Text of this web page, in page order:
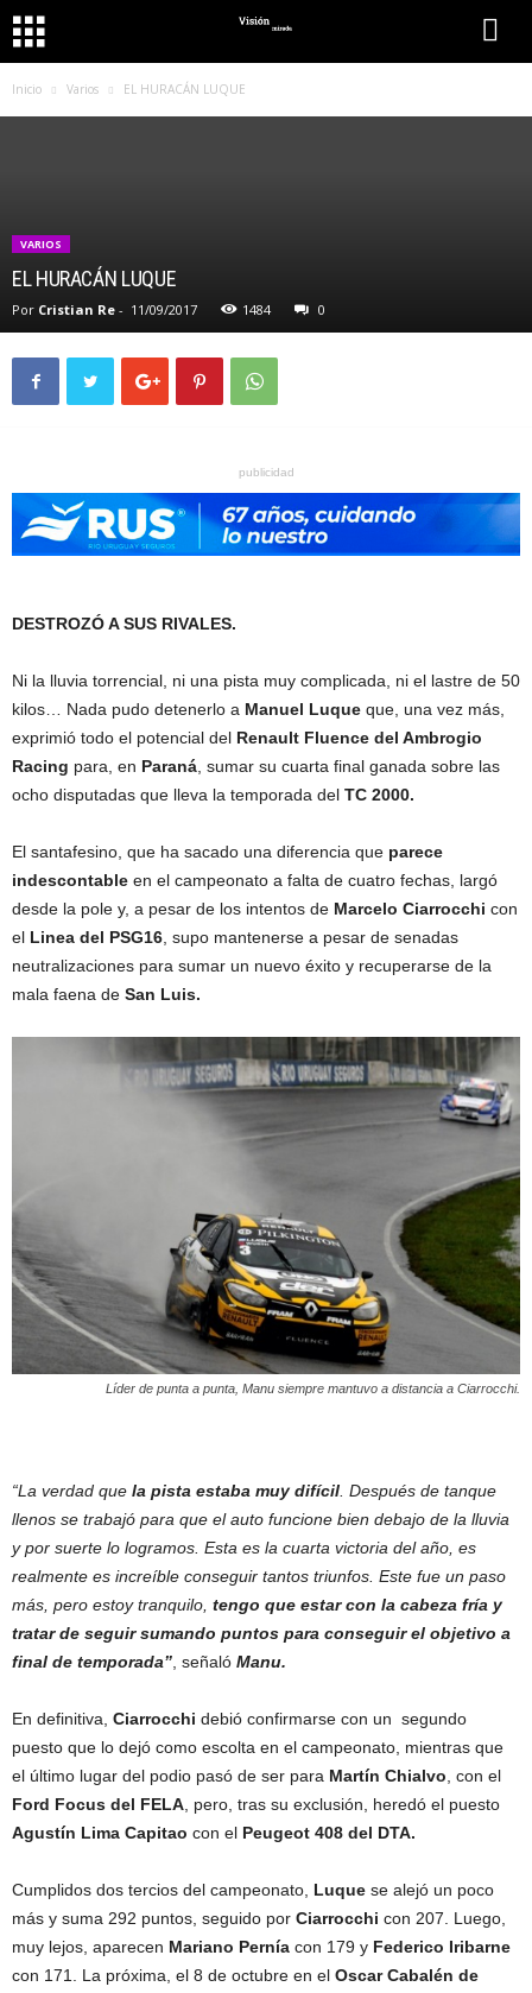
Inicio Varios EL HURACÁN LUQUE
VARIOS
EL HURACÁN LUQUE
Por Cristian Re - 11/09/2017 1484 0
publicidad
DESTROZÓ A SUS RIVALES.
Ni la lluvia torrencial, ni una pista muy complicada, ni el lastre de 50
kilos… Nada pudo detenerlo a Manuel Luque que, una vez más,
exprimió todo el potencial del Renault Fluence del Ambrogio
Racing para, en Paraná , sumar su cuarta final ganada sobre las
ocho disputadas que lleva la temporada del TC 2000.
El santafesino, que ha sacado una diferencia que parece
indescontable en el campeonato a falta de cuatro fechas, largó
desde la pole y, a pesar de los intentos de Marcelo Ciarrocchi con
el Linea del PSG16 , supo mantenerse a pesar de senadas
neutralizaciones para sumar un nuevo éxito y recuperarse de la
mala faena de San Luis.
Líder de punta a punta, Manu siempre mantuvo a distancia a Ciarrocchi.
“La verdad que la pista estaba muy difícil. Después de tanque
llenos se trabajó para que el auto funcione bien debajo de la lluvia
y por suerte lo logramos. Esta es la cuarta victoria del año, es
realmente es increíble conseguir tantos triunfos. Este fue un paso
más, pero estoy tranquilo, tengo que estar con la cabeza fría y
tratar de seguir sumando puntos para conseguir el objetivo a
final de temporada”, señaló Manu.
En definitiva, Ciarrocchi debió confirmarse con un segundo
puesto que lo dejó como escolta en el campeonato, mientras que
el último lugar del podio pasó de ser para Martín Chialvo, con el
Ford Focus del FELA, pero, tras su exclusión, heredó el puesto
Agustín Lima Capitao con el Peugeot 408 del DTA.
Cumplidos dos tercios del campeonato, Luque se alejó un poco
más y suma 292 puntos, seguido por Ciarrocchi con 207. Luego,
muy lejos, aparecen Mariano Pernía con 179 y Federico Iribarne
con 171. La próxima, el 8 de octubre en el Oscar Cabalén de